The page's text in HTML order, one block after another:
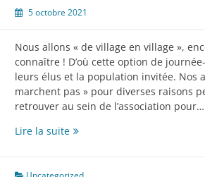
5 octobre 2021
Nous allons « de village en village »,
connaître ! D’où cette option de
leurs élus et la population invitée. Nos
marchent pas » pour diverses raisons
retrouver au sein de l’association pour…
Lire la suiteJournée-
Labarthe,